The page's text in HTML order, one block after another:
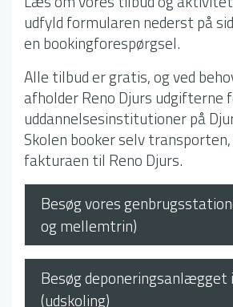
udfyld formularen nederst på
en bookingforespørgsel.
Alle tilbud er gratis, og ved
afholder Reno Djurs udgifterne
uddannelsesinstitutioner på
Skolen booker selv
fakturaen til Reno Djurs.
Besøg vores
og mellemtrin)
Med et besøg på en af vores
genbrugsstationer får
hverdagen på en rigtig
Besøg deponeringsanlægget
(udskoling)